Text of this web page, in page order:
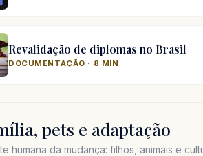
Revalidação de diplomas no Brasil
DOCUMENTAÇÃO · 8 MIN
pets e adaptação
humana da mudança: filhos, animais e